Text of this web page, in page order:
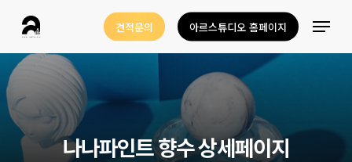
main
content
견적문의 아르스튜디오 홈페이지
Menu
나나파인트향수상세페이지
Close